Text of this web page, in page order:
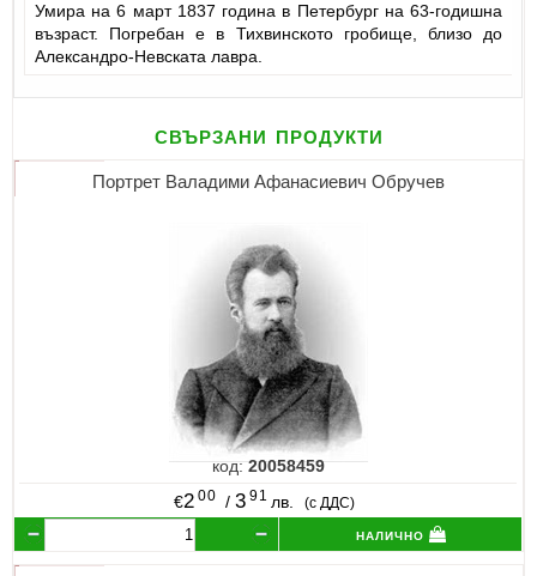
Умира на 6 март 1837 година в Петербург на 63-годишна
възраст. Погребан е в Тихвинското гробище, близо до
Александро-Невската лавра.
свързани продукти
Портрет Валадими Афанасиевич Обручев
код:20058459
€2 00 / 3 91 лв. (с ДДС)
налично